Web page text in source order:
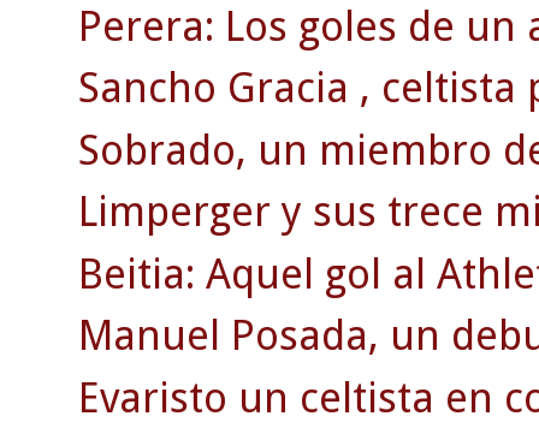
Perera: Los goles de un
Sancho Gracia , celtista
Sobrado, un miembro
Limperger y sus trece
Beitia: Aquel gol al
Manuel Posada, un
Evaristo un celtista en